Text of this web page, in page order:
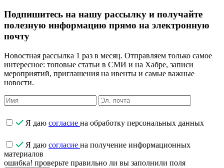
Подпишитесь на нашу рассылку и получайте
полезную информацию прямо на электронную
почту
Новостная рассылка 1 раз в месяц. Отправляем только самое
интересное: топовые статьи в СМИ и на Хабре, записи
мероприятий, приглашения на ивенты и самые важные
новости.
Я даю согласие на обработку персональных данных
Я даю согласие на получение информационных
материалов
ошибка! проверьте правильно ли вы заполнили поля